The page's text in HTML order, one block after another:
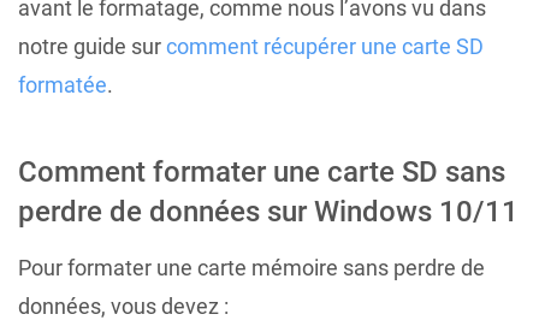
avant le formatage, comme nous l’avons vu dans
notre guide surcomment récupérer une carte SD
formatée.
Comment formater une carte SD sans
perdre de données sur Windows 10/11
Pour formater une carte mémoire sans perdre de
données, vous devez :